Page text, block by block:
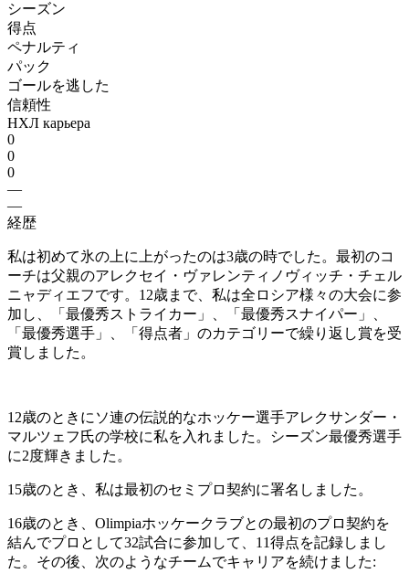
シーズン
得点
ペナルティ
パック
ゴールを逃した
信頼性
НХЛ карьера
0
0
0
—
—
経歴
私は初めて氷の上に上がったのは3歳の時でした。最初のコ
ーチは父親のアレクセイ・ヴァレンティノヴィッチ・チェル
ニャディエフです。12歳まで、私は全ロシア様々の大会に参
加し、「最優秀ストライカー」、「最優秀スナイパー」、
「最優秀選手」、「得点者」のカテゴリーで繰り返し賞を受
賞しました。
12歳のときにソ連の伝説的なホッケー選手アレクサンダー・
マルツェフ氏の学校に私を入れました。シーズン最優秀選手
に2度輝きました。
15歳のとき、私は最初のセミプロ契約に署名しました。
16歳のとき、Olimpiaホッケークラブとの最初のプロ契約を
結んでプロとして32試合に参加して、11得点を記録しまし
た。その後、次のようなチームでキャリアを続けました: